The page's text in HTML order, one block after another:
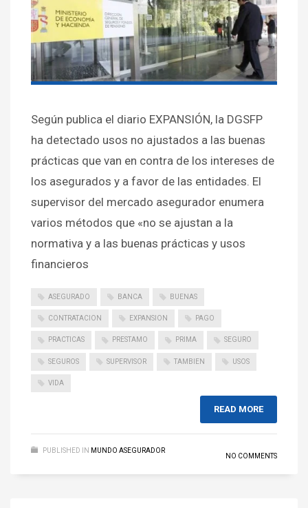
Según publica el diario EXPANSIÓN, la DGSFP
ha detectado usos no ajustados a las buenas
prácticas que van en contra de los intereses de
los asegurados y a favor de las entidades. El
supervisor del mercado asegurador enumera
varios métodos que «no se ajustan a la
normativa y a las buenas prácticas y usos
financieros
ASEGURADO BANCA BUENAS
CONTRATACION EXPANSION PAGO
PRACTICAS PRESTAMO PRIMA SEGURO
SEGUROS SUPERVISOR TAMBIEN USOS
VIDA
READ MORE
PUBLISHED IN MUNDO ASEGURADOR
NO COMMENTS